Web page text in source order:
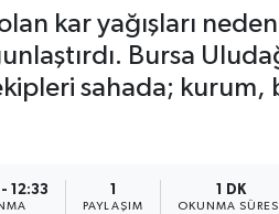
kar yağışları
Bursa
sahada;
- 12:33
PAYLAŞIM
1 DK
OKUNMA SÜRESI